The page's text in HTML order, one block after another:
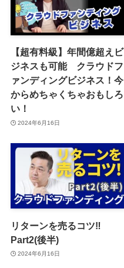
【超有料級】年間億超えビ
ジネスも可能 クラウドフ
ァンディングビジネス！今
からめちゃくちゃおもしろ
い！
2024年6月16日
リターンを売るコツ‼️
Part2(後半)
2024年6月16日